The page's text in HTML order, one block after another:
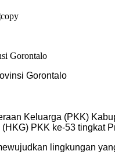
Gorontalo
Keluarga (PKK)
PKK ke-53 tingkat
lingkungan